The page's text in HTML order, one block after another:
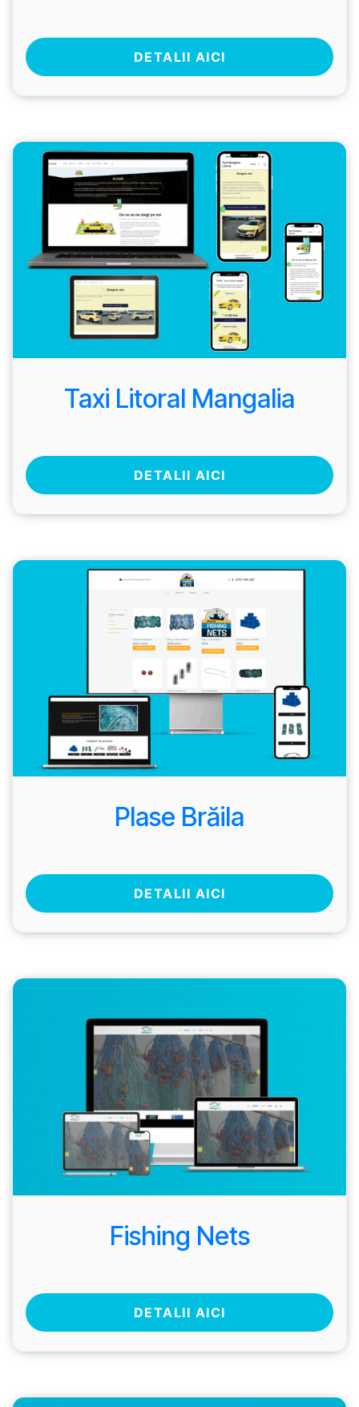
DETALII AICI
Taxi Litoral Mangalia
DETALII AICI
Plase Brăila
DETALII AICI
Fishing Nets
DETALII AICI